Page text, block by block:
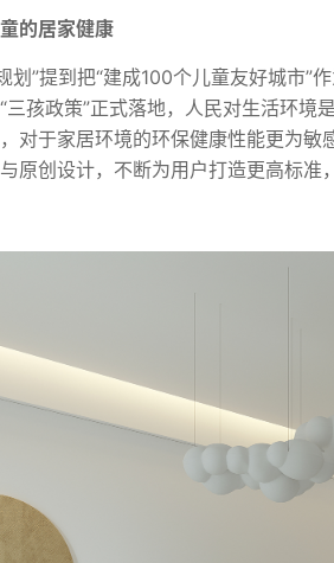
的居家健康
划”提到把“建成100个儿童友好城市”
孩政策”正式落地，人民对生活环境
对于家居环境的环保健康性能更为敏
原创设计，不断为用户打造更高标准